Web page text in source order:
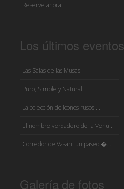
Reserve ahora
Los últimos eventos
Las Salas de las Musas
Puro, Simple y Natural
La colección de iconos rusos ...
El nombre verdadero de la Venu...
Corredor de Vasari: un paseo �...
Galería de fotos